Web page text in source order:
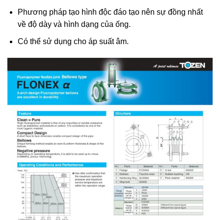
Phương pháp tạo hình độc đáo tạo nên sự đồng nhất
về độ dày và hình dạng của ống.
Có thể sử dụng cho áp suất âm.